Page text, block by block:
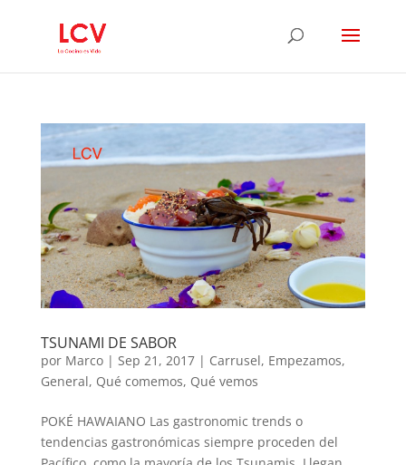
TSUNAMI DE SABOR
por Marco| Sep 21, 2017| Carrusel, Empezamos,
General, Qué comemos, Qué vemos
POKÉ HAWAIANO Las gastronomic trends o
tendencias gastronómicas siempre proceden del